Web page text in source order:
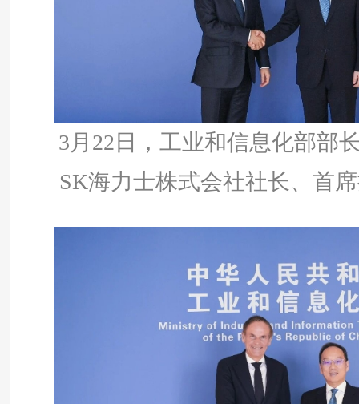
3月22日，工业和信息化部部
SK海力士株式会社社长、首